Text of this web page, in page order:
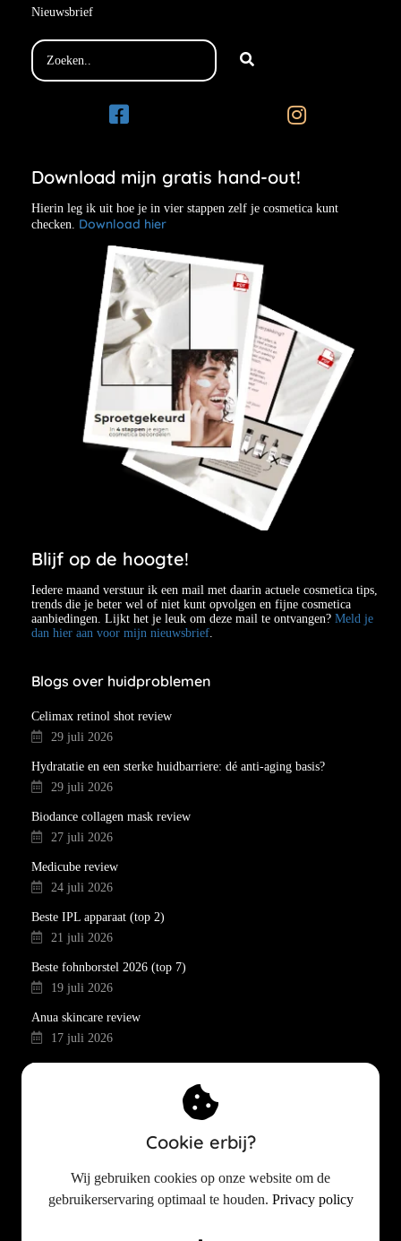
Nieuwsbrief
Download mijn gratis hand-out!
Hierin leg ik uit hoe je in vier stappen zelf je cosmetica kunt
checken. Download hier
Blijf op de hoogte!
Iedere maand verstuur ik een mail met daarin actuele cosmetica tips,
trends die je beter wel of niet kunt opvolgen en fijne cosmetica
aanbiedingen. Lijkt het je leuk om deze mail te ontvangen? Meld je
dan hier aan voor mijn nieuwsbrief.
Blogs over huidproblemen
Celimax retinol shot review
29 juli 2026
Hydratatie en een sterke huidbarriere: dé anti-aging basis?
29 juli 2026
Biodance collagen mask review
27 juli 2026
Medicube review
24 juli 2026
Beste IPL apparaat (top 2)
21 juli 2026
Beste fohnborstel 2026 (top 7)
19 juli 2026
Anua skincare review
17 juli 2026
Retinol routine voor de eerste rimpels en pigmentvlekken
10 juli 2026
Cookie erbij?
Wij gebruiken cookies op onze website om de
gebruikerservaring optimaal te houden. Privacy policy